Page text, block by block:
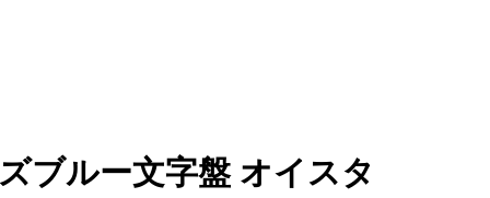
ブルー文字盤 オイスタ